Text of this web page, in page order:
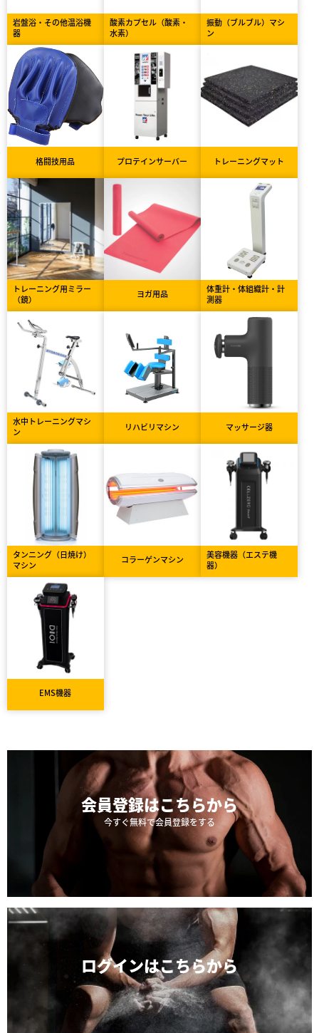
岩盤浴・その他温浴機
器
酸素カプセル（酸素・
水素）
振動（ブルブル）マシ
ン
格闘技用品 プロテインサーバー トレーニングマット
トレーニング用ミラー
（鏡）
ヨガ用品
体重計・体組織計・計
測器
水中トレーニングマシ
ン
リハビリマシン マッサージ器
タンニング（日焼け）
マシン
コラーゲンマシン
美容機器（エステ機
器）
EMS機器
会員登録はこちらから
今すぐ無料で会員登録をする
ログインはこちらから